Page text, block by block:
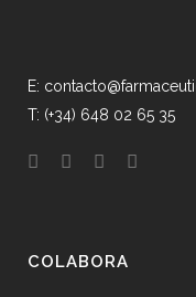
E:
T: (+34) 648 02 65 35
COLABORA